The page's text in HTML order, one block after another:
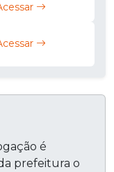
é
prefeitura o